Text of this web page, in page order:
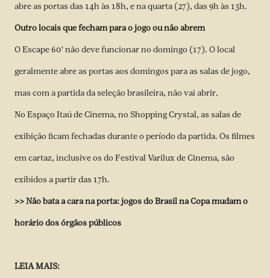
abre as portas das 14h às 18h, e na quarta (27), das 9h às 13h.
Outro locais que fecham para o jogo ou não abrem
O Escape 60' não deve funcionar no domingo (17). O local
geralmente abre as portas aos domingos para as salas de jogo,
mas com a partida da seleção brasileira, não vai abrir.
No Espaço Itaú de Cinema, no Shopping Crystal, as salas de
exibição ficam fechadas durante o período da partida. Os filmes
em cartaz, inclusive os do Festival Varilux de Cinema, são
exibidos a partir das 17h.
>> Não bata a cara na porta: jogos do Brasil na Copa mudam o
horário dos órgãos públicos
LEIA MAIS: